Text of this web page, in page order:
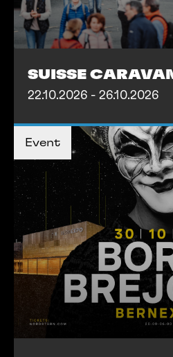
SUISSE
22.10.2026 - 26.10.2026
Event
TICKETS
MEHR
MEHR